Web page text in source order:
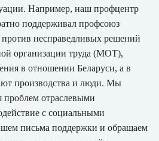
Например, наш профцентр
поддерживал профсоюз
несправедливых решений
организации труда (МОТ),
в отношении Беларуси, а в
производства и люди. Мы
отраслевыми
с социальными
письма поддержки и обращаем